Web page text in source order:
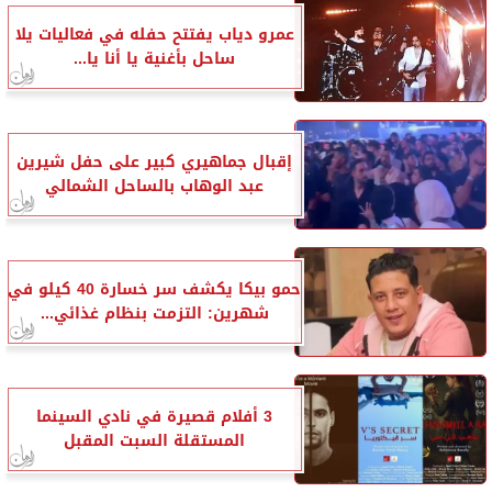
عمرو دياب يفتتح حفله في فعاليات يلا
ساحل بأغنية يا أنا يا...
إقبال جماهيري كبير على حفل شيرين
عبد الوهاب بالساحل الشمالي
حمو بيكا يكشف سر خسارة 40 كيلو في
شهرين: التزمت بنظام غذائي...
3 أفلام قصيرة في نادي السينما
المستقلة السبت المقبل